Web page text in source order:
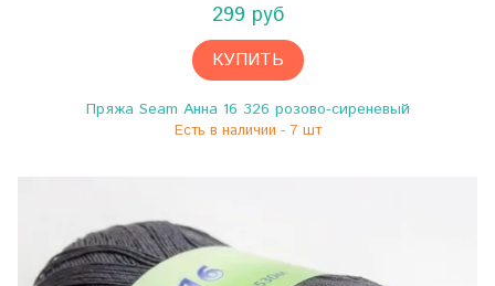
299 руб
КУПИТЬ
Пряжа Seam Анна 16 326 розово-сиреневый
Есть в наличии - 7 шт